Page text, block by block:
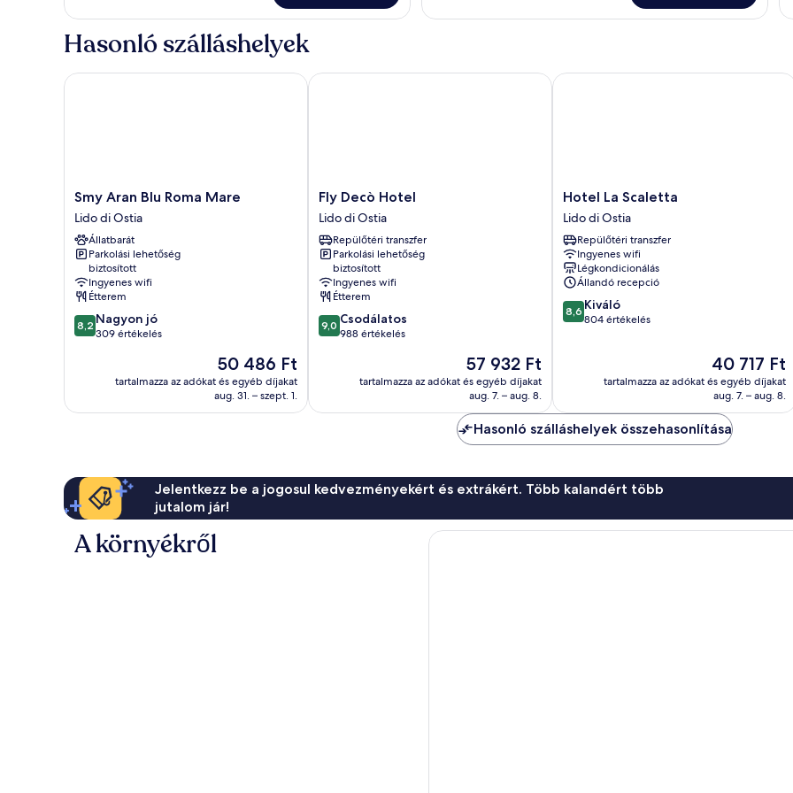
Hasonló szálláshelyek
Smy
Aran
Blu
Roma
Mare
Lido
di
Ostia
Smy Aran Blu Roma Mare
Lido di Ostia
Állatbarát
Parkolási lehetőség
biztosított
Ingyenes wifi
Étterem
8.2
ennyiből:
értékelés
8,2 Nagyon jó
309 értékelés
Az
ár
50 486 Ft
50 486 Ft
tartalmazza az adókat és egyéb díjakat
aug. 31. – szept. 1.
Smy Aran Blu Roma Mare
Fly
Decò
Hotel
Lido
di
Ostia
Fly Decò Hotel
Lido di Ostia
Repülőtéri transzfer
Parkolási lehetőség
biztosított
Ingyenes wifi
Étterem
9.0
ennyiből:
9,0 Csodálatos
988 értékelés
Az
ár
57 932 Ft
57 932 Ft
tartalmazza az adókat és egyéb díjakat
aug. 7. – aug. 8.
Fly Decò Hotel
Hotel
La
Scaletta
Lido
di
Ostia
Hotel La Scaletta
Lido di Ostia
Repülőtéri transzfer
Ingyenes wifi
Légkondicionálás
Állandó recepció
8.6
ennyiből:
értékelés
8,6 Kiváló
804 értékelés
Az
ár
40 717 Ft
40 717 Ft
tartalmazza az adókat és egyéb díjakat
aug. 7. – aug. 8.
Hotel La Scaletta
Hasonló szálláshelyek összehasonlítása
Jelentkezz be a jogosul kedvezményekért és extrákért. Több kalandért több
jutalom jár!
A környékről